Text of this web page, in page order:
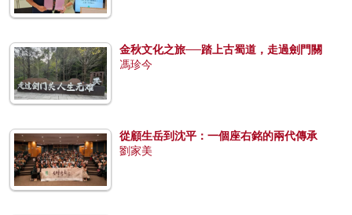
金秋文化之旅──踏上古蜀道，走過劍門關
馮珍今
從顧生岳到沈平：一個座右銘的兩代傳承
劉家美